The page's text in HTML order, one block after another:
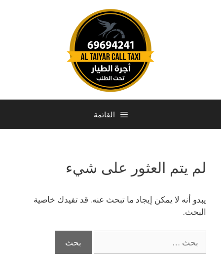
القائمة
لم يتم العثور على شيء
يبدو أنه لا يمكن إيجاد ما تبحث عنه. قد تفيدك خاصية
البحث.